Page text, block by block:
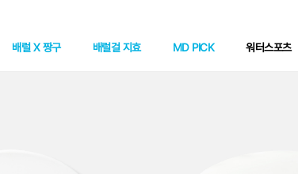
배럴 X 짱구 배럴걸 지효 MD PICK 워터스포츠